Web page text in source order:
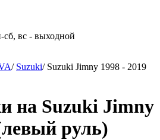
сб, вс - выходной
/ Suzuki/ Suzuki Jimny 1998 - 2019
на Suzuki Jimny
руль)